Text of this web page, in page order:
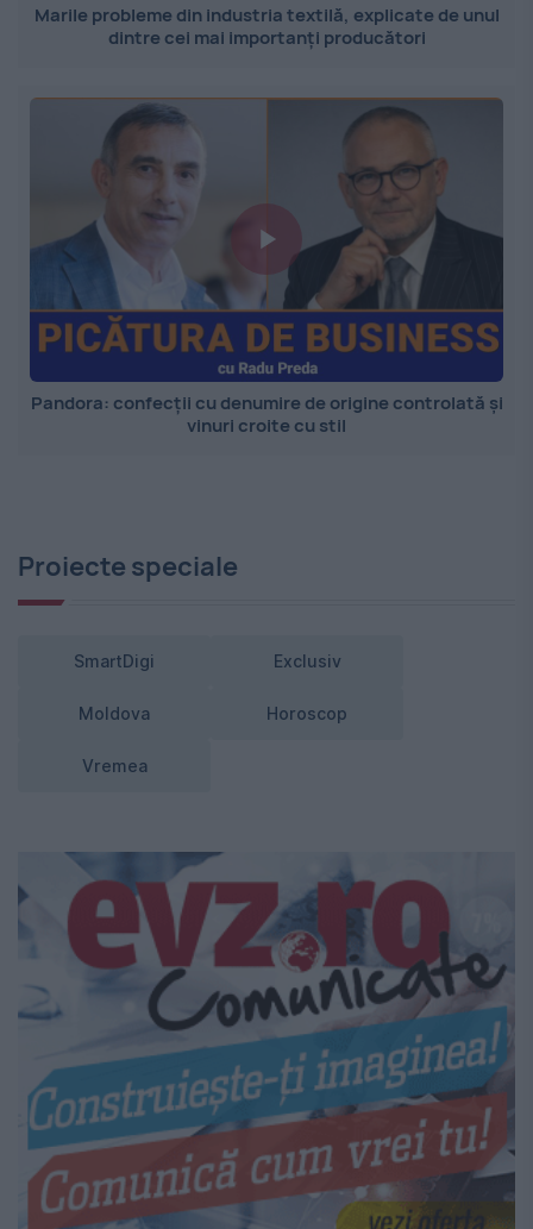
Marile probleme din industria textilă, explicate de unul
dintre cei mai importanți producători
Pandora: confecții cu denumire de origine controlată și
vinuri croite cu stil
Proiecte speciale
SmartDigi Exclusiv
Moldova Horoscop
Vremea